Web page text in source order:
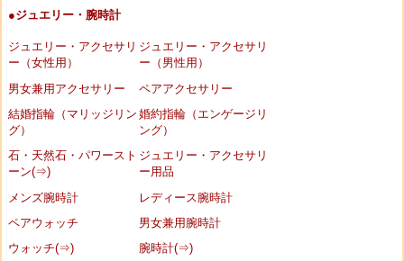
●ジュエリー・腕時計
ジュエリー・アクセサリ
ー（女性用）
ジュエリー・アクセサリ
ー（男性用）
男女兼用アクセサリー
ペアアクセサリー
結婚指輪（マリッジリン
グ）
婚約指輪（エンゲージリ
ング）
石・天然石・パワースト
ーン(⇒)
ジュエリー・アクセサリ
ー用品
メンズ腕時計
レディース腕時計
ペアウォッチ
男女兼用腕時計
ウォッチ(⇒)
腕時計(⇒)